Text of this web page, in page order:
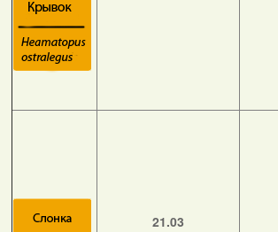
21.03